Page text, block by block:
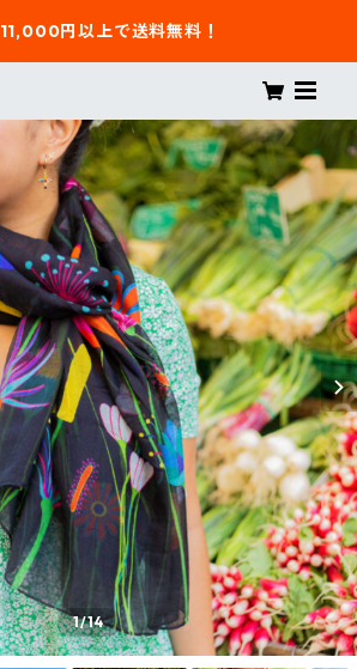
11,000円以上で送料無料！
1/14